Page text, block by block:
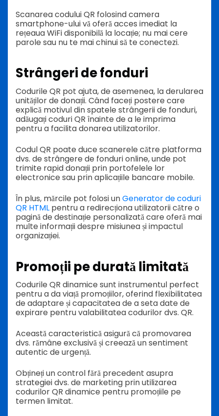
Scanarea codului QR folosind camera
smartphone-ului vă oferă acces imediat la
rețeaua WiFi disponibilă la locație; nu mai cere
parole sau nu te mai chinui să te conectezi.
Strângeri de fonduri
Codurile QR pot ajuta, de asemenea, la derularea
unităților de donații. Când faceți postere care
explică motivul din spatele strângerii de fonduri,
adăugați coduri QR înainte de a le imprima
pentru a facilita donarea utilizatorilor.
Codul QR poate duce scanerele către platforma
dvs. de strângere de fonduri online, unde pot
trimite rapid donații prin portofelele lor
electronice sau prin aplicațiile bancare mobile.
În plus, mărcile pot folosi unGenerator de coduri
QR HTML pentru a redirecționa utilizatorii către o
pagină de destinație personalizată care oferă mai
multe informații despre misiunea și impactul
organizației.
Promoții pe durată limitată
Codurile QR dinamice sunt instrumentul perfect
pentru a da viață promoțiilor, oferind flexibilitatea
de adaptare și capacitatea de a seta date de
expirare pentru valabilitatea codurilor dvs. QR.
Această caracteristică asigură că promovarea
dvs. rămâne exclusivă și creează un sentiment
autentic de urgență.
Obțineți un control fără precedent asupra
strategiei dvs. de marketing prin utilizarea
codurilor QR dinamice pentru promoțiile pe
termen limitat.